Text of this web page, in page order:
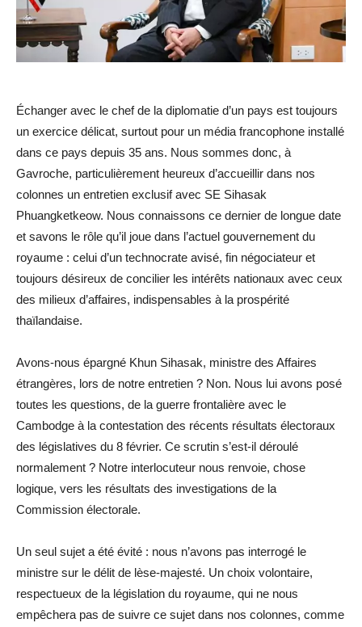
Échanger avec le chef de la diplomatie d’un pays est toujours
un exercice délicat, surtout pour un média francophone installé
dans ce pays depuis 35 ans. Nous sommes donc, à
Gavroche, particulièrement heureux d’accueillir dans nos
colonnes un entretien exclusif avec SE Sihasak
Phuangketkeow. Nous connaissons ce dernier de longue date
et savons le rôle qu’il joue dans l’actuel gouvernement du
royaume : celui d’un technocrate avisé, fin négociateur et
toujours désireux de concilier les intérêts nationaux avec ceux
des milieux d’affaires, indispensables à la prospérité
thaïlandaise.
Avons-nous épargné Khun Sihasak, ministre des Affaires
étrangères, lors de notre entretien ? Non. Nous lui avons posé
toutes les questions, de la guerre frontalière avec le
Cambodge à la contestation des récents résultats électoraux
des législatives du 8 février. Ce scrutin s’est-il déroulé
normalement ? Notre interlocuteur nous renvoie, chose
logique, vers les résultats des investigations de la
Commission électorale.
Un seul sujet a été évité : nous n’avons pas interrogé le
ministre sur le délit de lèse-majesté. Un choix volontaire,
respectueux de la législation du royaume, qui ne nous
empêchera pas de suivre ce sujet dans nos colonnes, comme